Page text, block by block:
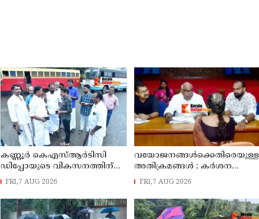
കണ്ണൂർ കെഎസ്ആർടിസി
ഡിപ്പോയുടെ വികസനത്തിന്
മാസ്റ്റർ പ്ലാൻ തയ്യാറാക്കി
എം എൽ എ
FRI,7 AUG 2026
വയോജനങ്ങൾക്കെതിരെയുള്ള
അതിക്രമങ്ങൾ ; കർശന
നടപടി സ്വീകരിക്കുമെന്ന്
FRI,7 AUG 2026